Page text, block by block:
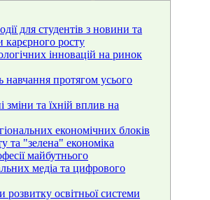
для студентів з новини та
карєрного росту
інновацій на ринок
навчання протягом усього
зміни та їхній вплив на
економічних блоків
та "зелена" економіка
майбутнього
медіа та цифрового
розвитку освітньої системи